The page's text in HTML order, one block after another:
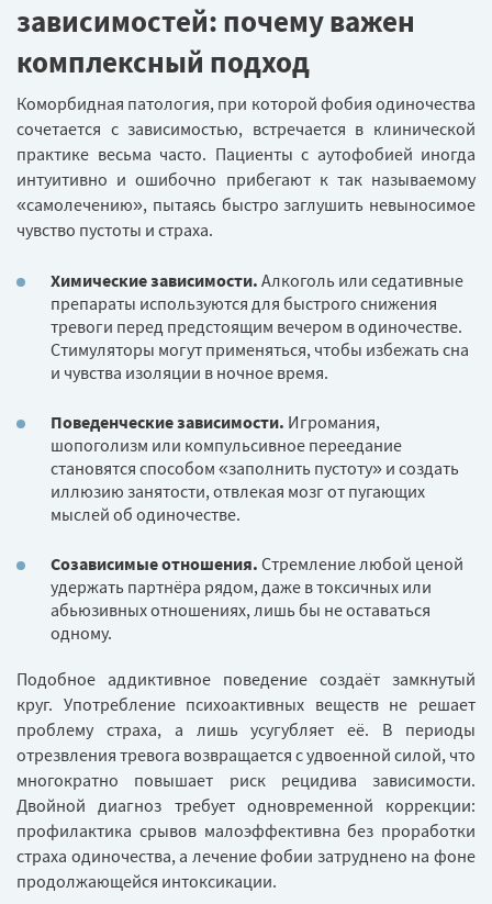
зависимостей: почему важен
комплексный подход
Коморбидная патология, при которой фобия одиночества
сочетается с зависимостью, встречается в клинической
практике весьма часто. Пациенты с аутофобией иногда
интуитивно и ошибочно прибегают к так называемому
«самолечению», пытаясь быстро заглушить невыносимое
чувство пустоты и страха.
Химические зависимости. Алкоголь или седативные
препараты используются для быстрого снижения
тревоги перед предстоящим вечером в одиночестве.
Стимуляторы могут применяться, чтобы избежать сна
и чувства изоляции в ночное время.
Поведенческие зависимости. Игромания,
шопоголизм или компульсивное переедание
становятся способом «заполнить пустоту» и создать
иллюзию занятости, отвлекая мозг от пугающих
мыслей об одиночестве.
Созависимые отношения. Стремление любой ценой
удержать партнёра рядом, даже в токсичных или
абьюзивных отношениях, лишь бы не оставаться
одному.
Подобное аддиктивное поведение создаёт замкнутый
круг. Употребление психоактивных веществ не решает
проблему страха, а лишь усугубляет её. В периоды
отрезвления тревога возвращается с удвоенной силой, что
многократно повышает риск рецидива зависимости.
Двойной диагноз требует одновременной коррекции:
профилактика срывов малоэффективна без проработки
страха одиночества, а лечение фобии затруднено на фоне
продолжающейся интоксикации.